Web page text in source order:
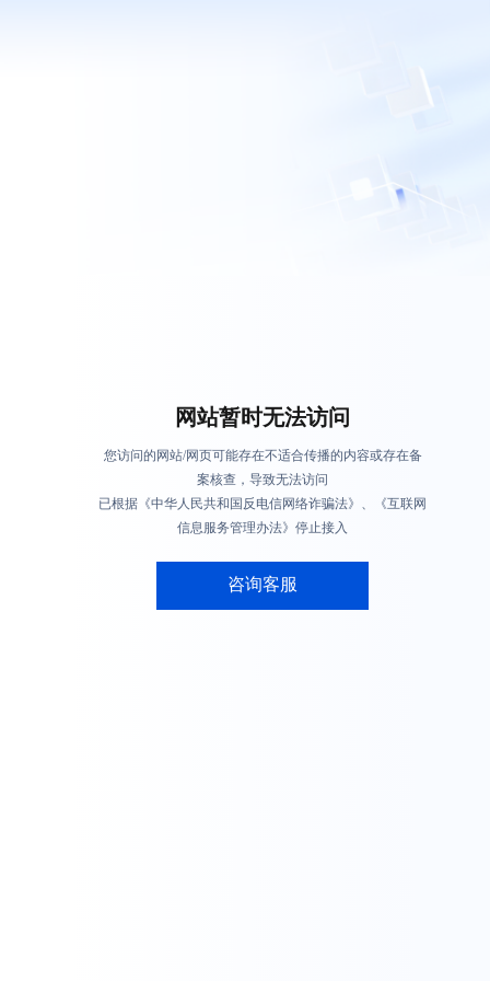
网站暂时无法访问
您访问的网站/网页可能存在不适合传播的内容或存在备
案核查，导致无法访问
已根据《中华人民共和国反电信网络诈骗法》、《互联网
信息服务管理办法》停止接入
咨询客服